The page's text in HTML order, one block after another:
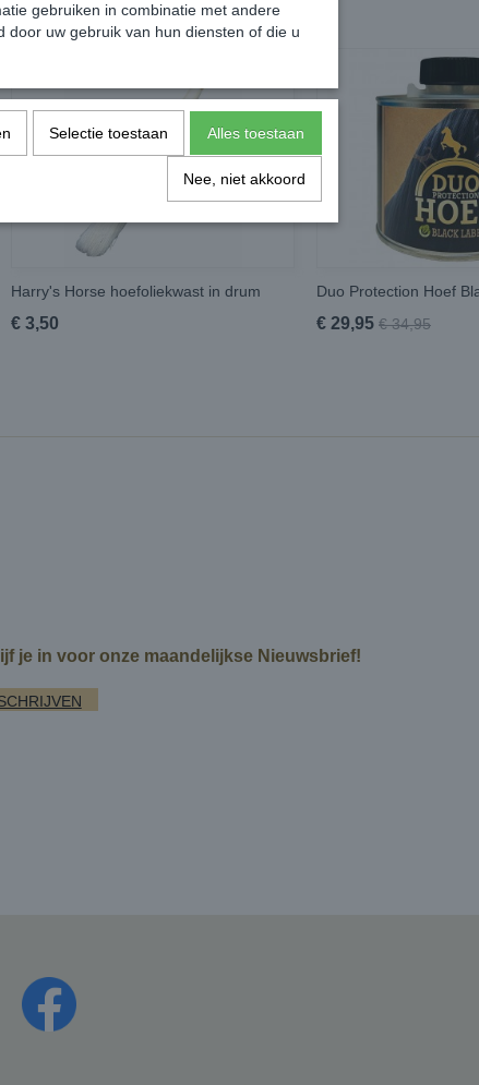
Harry's Horse hoefoliekwast in drum
€ 3,50
Duo Protection Hoef
€ 29,95 € 34,95
je in voor onze maandelijkse Nieuwsbrief!
gebruiken in combinatie met andere
door uw gebruik van hun diensten of die u
Selectie toestaan Alles toestaan
Nee, niet akkoord